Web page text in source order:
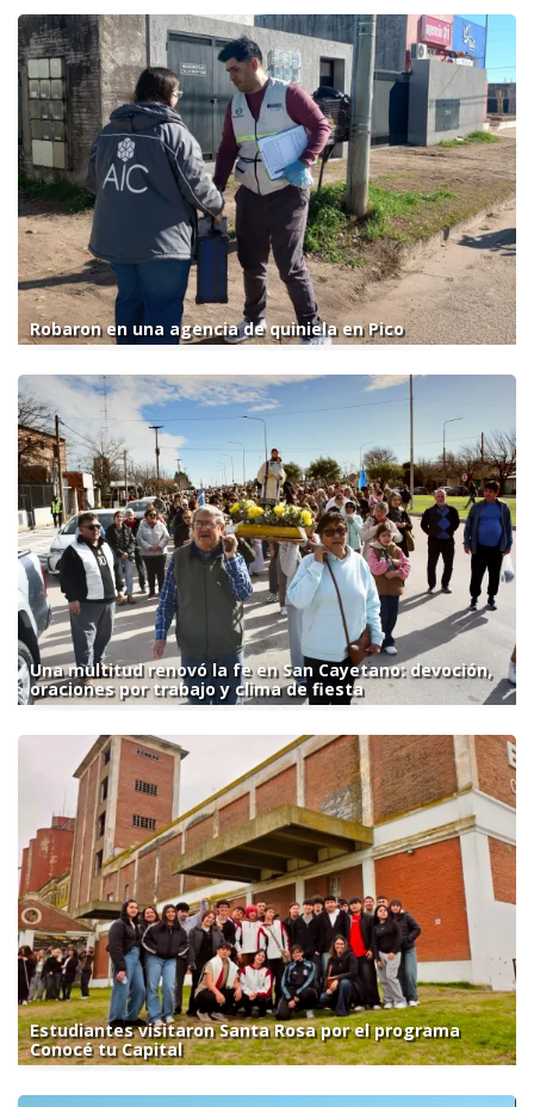
Robaron en una agencia de quiniela en Pico
Una multitud renovó la fe en San Cayetano: devoción,
oraciones por trabajo y clima de fiesta
Estudiantes visitaron Santa Rosa por el programa
Conocé tu Capital